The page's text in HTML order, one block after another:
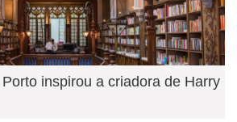
inspirou a criadora de Harry